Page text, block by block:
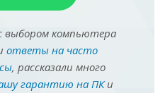
выбором компьютера
ответы на часто
, рассказали много
гарантию на ПКи